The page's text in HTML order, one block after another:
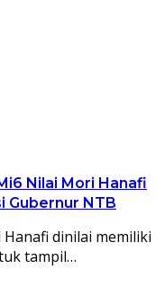
Nilai Mori Hanafi
Gubernur NTB
Hanafi dinilai memiliki
tampil…